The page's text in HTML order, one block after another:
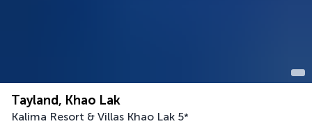
Tayland, Khao Lak
Kalima Resort & Villas Khao Lak 5*